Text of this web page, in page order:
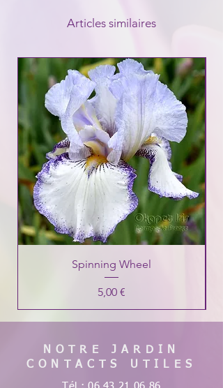
Articles similaires
Spinning Wheel
Prix
5,00 €
NOTRE JARDIN
CONTACTS UTILES